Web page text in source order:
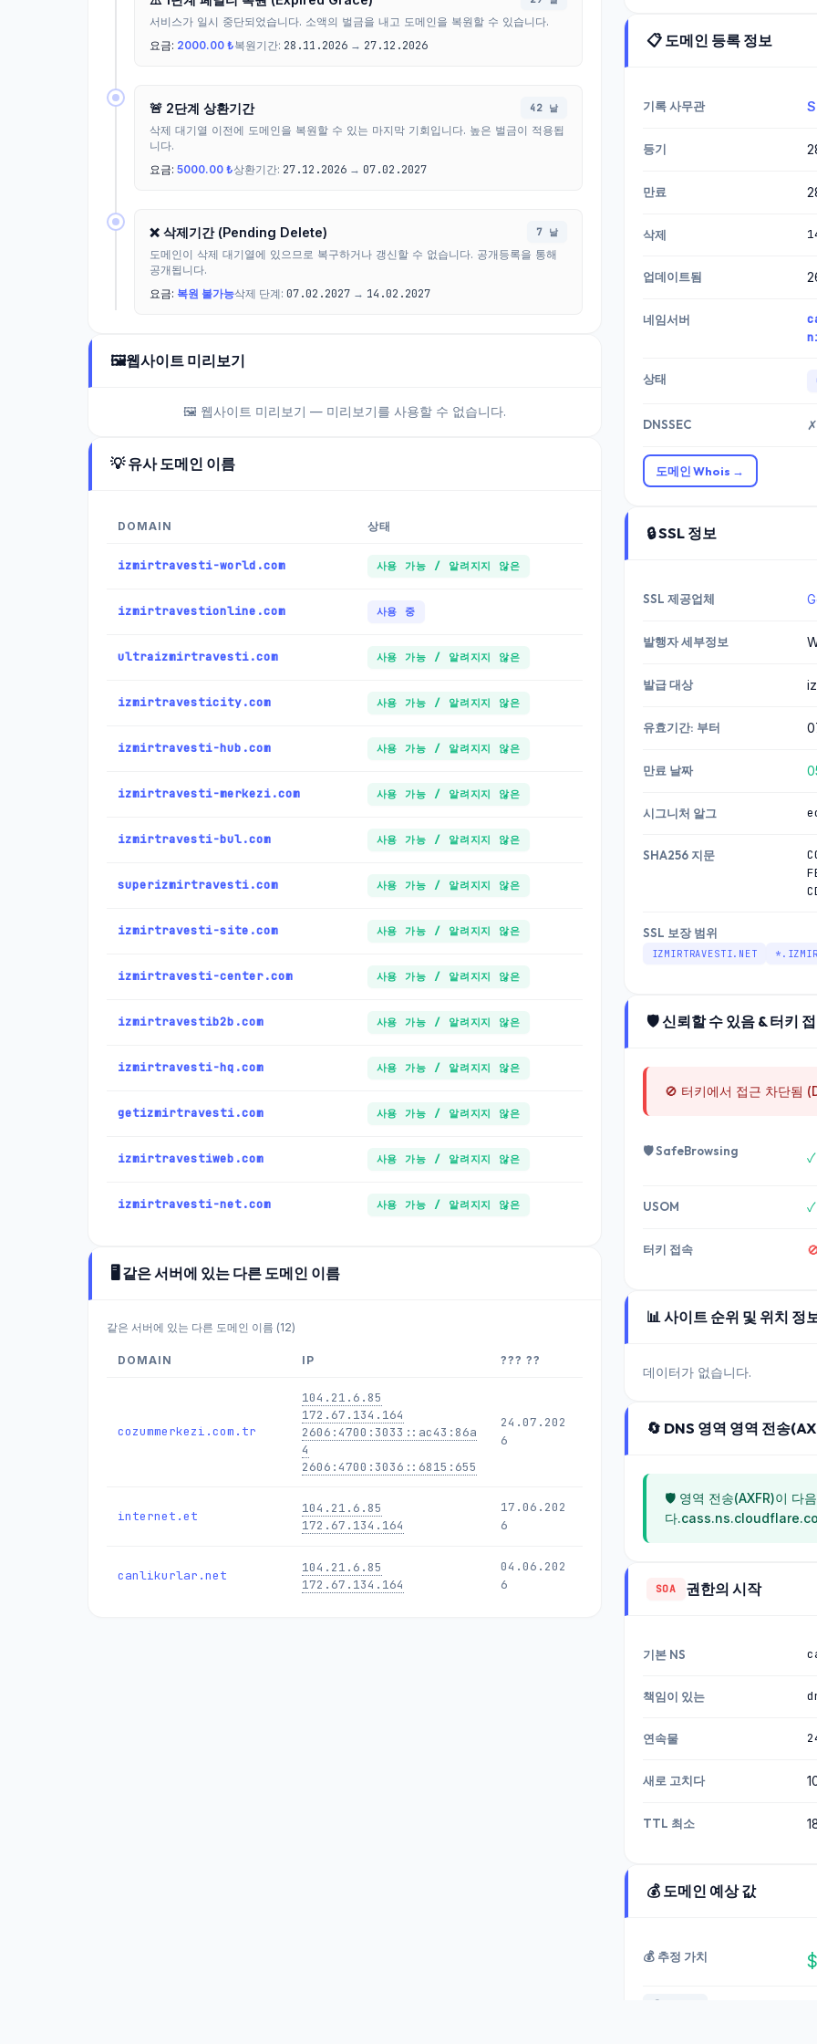
서비스가 일시 중단되었습니다. 소액의 벌금을 내고 도메인을 복원할 수 있습니다.
요금: 2000.00 ₺복원기간: 28.11.2026 → 27.12.2026
🚨 2단계 상환기간 42 날
삭제 대기열 이전에 도메인을 복원할 수 있는 마지막 기회입니다. 높은 벌금이 적용됩
니다.
요금: 5000.00 ₺상환기간: 27.12.2026 → 07.02.2027
❌ 삭제기간 (Pending Delete) 7 날
도메인이 삭제 대기열에 있으므로 복구하거나 갱신할 수 없습니다. 공개등록을 통해
공개됩니다.
요금: 복원 불가능삭제 단계: 07.02.2027 → 14.02.2027
🖼️웹사이트 미리보기
🖼️ 웹사이트 미리보기 — 미리보기를 사용할 수 없습니다.
💡 유사 도메인 이름
DOMAIN 상태
izmirtravesti-world.com 사용 가능 / 알려지지 않은
izmirtravestionline.com 사용 중
ultraizmirtravesti.com 사용 가능 / 알려지지 않은
izmirtravesticity.com 사용 가능 / 알려지지 않은
izmirtravesti-hub.com 사용 가능 / 알려지지 않은
izmirtravesti-merkezi.com 사용 가능 / 알려지지 않은
izmirtravesti-bul.com 사용 가능 / 알려지지 않은
superizmirtravesti.com 사용 가능 / 알려지지 않은
izmirtravesti-site.com 사용 가능 / 알려지지 않은
izmirtravesti-center.com 사용 가능 / 알려지지 않은
izmirtravestib2b.com 사용 가능 / 알려지지 않은
izmirtravesti-hq.com 사용 가능 / 알려지지 않은
getizmirtravesti.com 사용 가능 / 알려지지 않은
izmirtravestiweb.com 사용 가능 / 알려지지 않은
izmirtravesti-net.com 사용 가능 / 알려지지 않은
🖥️ 같은 서버에 있는 다른 도메인 이름
같은 서버에 있는 다른 도메인 이름 (12)
DOMAIN IP ??? ??
cozummerkezi.com.tr
104.21.6.85
172.67.134.164
2606:4700:3033::ac43:86a
4
2606:4700:3036::6815:655
24.07.202
6
internet.et
104.21.6.85
172.67.134.164
17.06.202
6
canlikurlar.net
104.21.6.85
172.67.134.164
04.06.202
6
📋 도메인 등록 정보
기록 사무관
등기
만료
삭제
업데이트됨
네임서버
상태
DNSSEC
도메인 Whois →
🔒 SSL 정보
SSL 제공업체
발행자 세부정보
발급 대상
유효기간: 부터
만료 날짜
시그니처 알그
SHA256 지문
SSL 보장 범위
IZMIRTRAVESTI.NET
🛡️ 신뢰할 수 있음 & 터키
🚫 터키에서 접근 차단됨
🛡️ SafeBrowsing
USOM ✓
터키 접속
📊 사이트 순위 및 위치 정
데이터가 없습니다.
🔄 DNS 영역 영역 전송
🛡️ 영역 전송(AXFR)이 다
다
SOA 권한의 시작
기본 NS
책임이 있는
연속물
새로 고치다
TTL 최소
💰 도메인 예상 값
💰 추정 가치
🌍 .NET